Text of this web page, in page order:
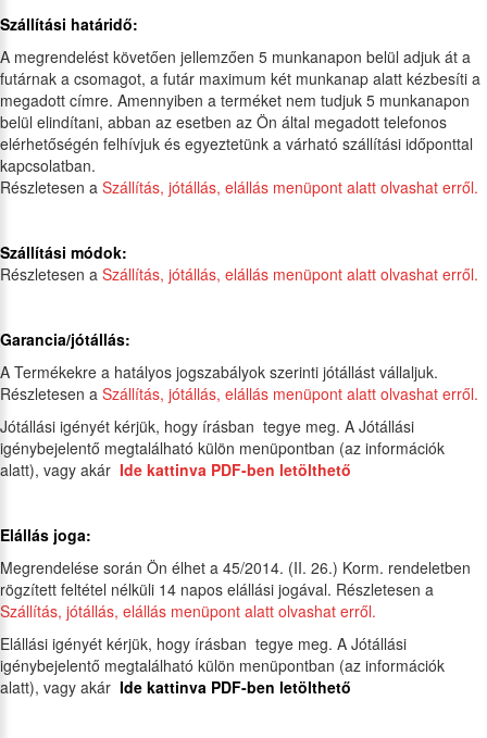
Szállítási határidő:
A megrendelést követően jellemzően 5 munkanapon belül adjuk át a
futárnak a csomagot, a futár maximum két munkanap alatt kézbesíti a
megadott címre. Amennyiben a terméket nem tudjuk 5 munkanapon
belül elindítani, abban az esetben az Ön által megadott telefonos
elérhetőségén felhívjuk és egyeztetünk a várható szállítási időponttal
kapcsolatban.
Részletesen a Szállítás, jótállás, elállás menüpont alatt olvashat erről.
Szállítási módok:
Részletesen a Szállítás, jótállás, elállás menüpont alatt olvashat erről.
Garancia/jótállás:
A Termékekre a hatályos jogszabályok szerinti jótállást vállaljuk.
Részletesen a Szállítás, jótállás, elállás menüpont alatt olvashat erről.
Jótállási igényét kérjük, hogy írásban tegye meg. A Jótállási
igénybejelentő megtalálható külön menüpontban (az információk
alatt), vagy akár Ide kattinva PDF-ben letölthető
Elállás joga:
Megrendelése során Ön élhet a 45/2014. (II. 26.) Korm. rendeletben
rögzített feltétel nélküli 14 napos elállási jogával. Részletesen a
Szállítás, jótállás, elállás menüpont alatt olvashat erről.
Elállási igényét kérjük, hogy írásban tegye meg. A Jótállási
igénybejelentő megtalálható külön menüpontban (az információk
alatt), vagy akár Ide kattinva PDF-ben letölthető